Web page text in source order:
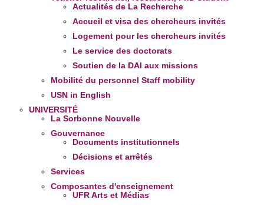
Actualités de La Recherche
Accueil et visa des chercheurs invités
Logement pour les chercheurs invités
Le service des doctorats
Soutien de la DAI aux missions
Mobilité du personnelStaff mobility
USN in English
UNIVERSITÉ
La Sorbonne Nouvelle
Gouvernance
Documents institutionnels
Décisions et arrêtés
Services
Composantes d'enseignement
UFR Arts et Médias